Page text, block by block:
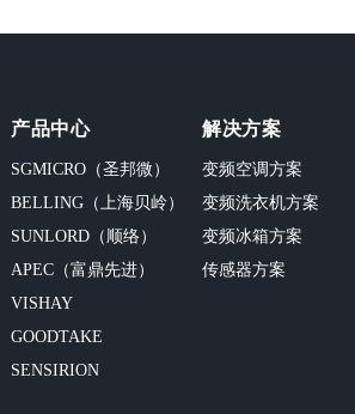
产品中心
SGMICRO（圣邦微）
BELLING（上海贝岭）
SUNLORD（顺络）
APEC（富鼎先进）
VISHAY
GOODTAKE
SENSIRION
解决方案
变频空调方案
变频洗衣机方案
变频冰箱方案
传感器方案